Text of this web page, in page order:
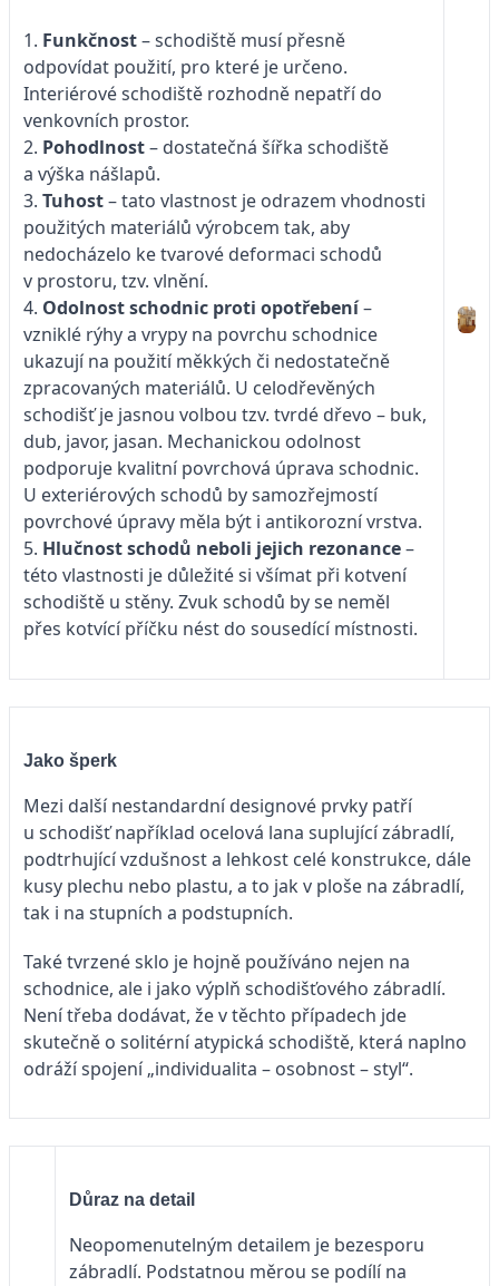
1. Funkčnost– schodiště musí přesně
odpovídat použití, pro které je určeno.
Interiérové schodiště rozhodně nepatří do
venkovních prostor.
2. Pohodlnost– dostatečná šířka schodiště
a výška nášlapů.
3. Tuhost– tato vlastnost je odrazem vhodnosti
použitých materiálů výrobcem tak, aby
nedocházelo ke tvarové deformaci schodů
v prostoru, tzv. vlnění.
4. Odolnost schodnic proti opotřebení–
vzniklé rýhy a vrypy na povrchu schodnice
ukazují na použití měkkých či nedostatečně
zpracovaných materiálů. U celodřevěných
schodišť je jasnou volbou tzv. tvrdé dřevo – buk,
dub, javor, jasan. Mechanickou odolnost
podporuje kvalitní povrchová úprava schodnic.
U exteriérových schodů by samozřejmostí
povrchové úpravy měla být i antikorozní vrstva.
5. Hlučnost schodů neboli jejich rezonance–
této vlastnosti je důležité si všímat při kotvení
schodiště u stěny. Zvuk schodů by se neměl
přes kotvící příčku nést do sousedící místnosti.
Jako šperk
Mezi další nestandardní designové prvky patří
u schodišť například ocelová lana suplující zábradlí,
podtrhující vzdušnost a lehkost celé konstrukce, dále
kusy plechu nebo plastu, a to jak v ploše na zábradlí,
tak i na stupních a podstupních.
Také tvrzené sklo je hojně používáno nejen na
schodnice, ale i jako výplň schodišťového zábradlí.
Není třeba dodávat, že v těchto případech jde
skutečně o solitérní atypická schodiště, která naplno
odráží spojení „individualita – osobnost – styl“.
Důraz na detail
Neopomenutelným detailem je bezesporu
zábradlí. Podstatnou měrou se podílí na